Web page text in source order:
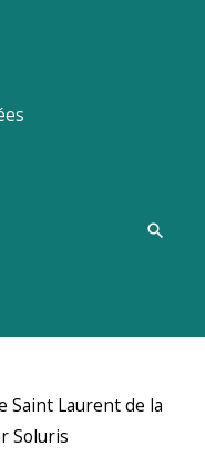
Saint Laurent de la
Soluris